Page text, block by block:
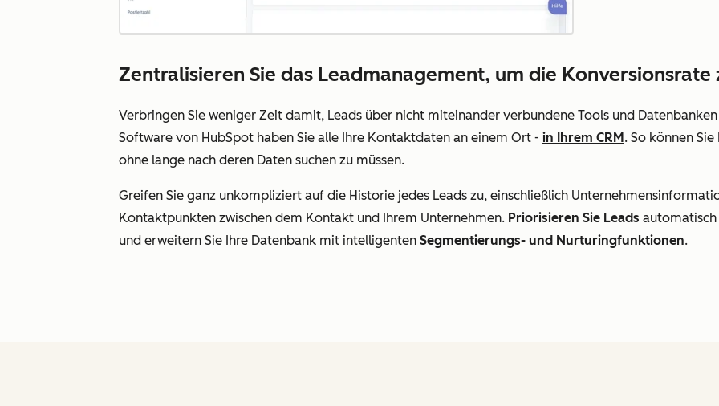
Zentralisieren Sie das Leadmanagement, um die Konversionsrate
Verbringen Sie weniger Zeit damit, Leads über nicht miteinander verbundene Tools und
Software von HubSpot haben Sie alle Ihre Kontaktdaten an einem Ort - in Ihrem CRM. So können
ohne lange nach deren Daten suchen zu müssen.
Greifen Sie ganz unkompliziert auf die Historie jedes Leads zu, einschließlich
Kontaktpunkten zwischen dem Kontakt und Ihrem Unternehmen. Priorisieren Sie Leads
und erweitern Sie Ihre Datenbank mit intelligenten Segmentierungs- und Nurturingfunktionen.